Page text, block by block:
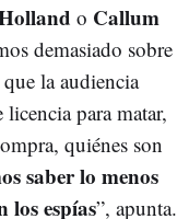
o Callum
demasiado sobre
la audiencia
para matar,
quiénes son
saber lo menos
los espías”, apunta.